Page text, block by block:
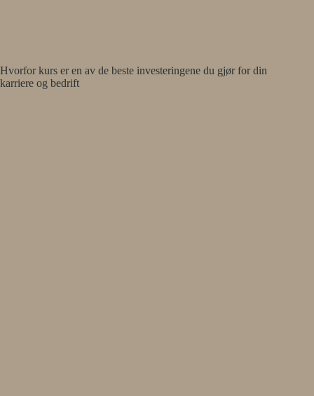
Hvorfor kurs er en av de beste investeringene du gjør for din
karriere og bedrift